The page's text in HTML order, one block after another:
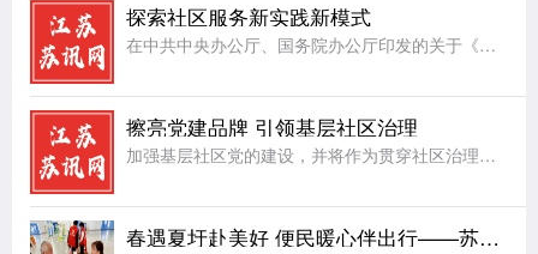
探索社区服务新实践新模式
在中共中央办公厅、国务院办公厅印发的关于《加强社区工作者队伍建设的意见》中有明确意见，对社区工作者服务队伍建设提出了更高要求，社区工作者在日常工作当中，服务是首位，在切实把社区居民群众大小事情办好的同
擦亮党建品牌 引领基层社区治理
加强基层社区党的建设，并将作为贯穿社区治理的一条主线，让基层党组织建设成为引领基层社区治理的坚强堡垒。近年来，射阳县合德镇兴庆社区把基层社区治理工作和完善治理服务体制机制、服务设施、服务能力和水平建设
春遇夏圩赴美好 便民暖心伴出行——苏州地铁8号线夏圩站公益便民活动圆满举办